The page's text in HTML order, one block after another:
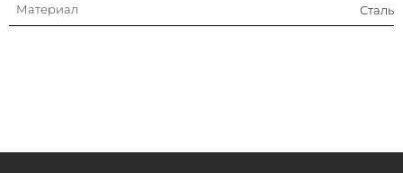
Материал Сталь